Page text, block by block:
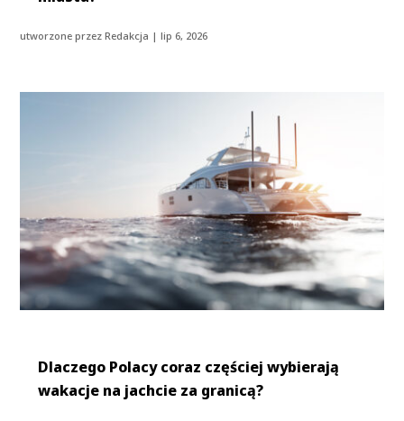
utworzone przezRedakcja |lip 6, 2026
Dlaczego Polacy coraz częściej wybierają
wakacje na jachcie za granicą?